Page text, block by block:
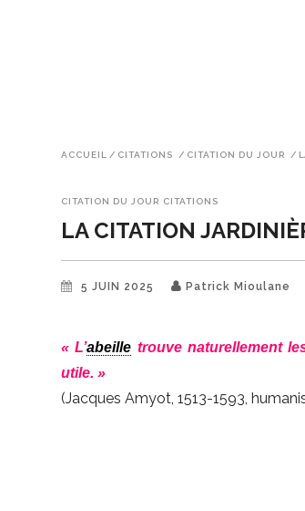
ACCUEIL / CITATIONS / CITATION DU JOUR /
CITATION DU JOUR CITATIONS
LA CITATION
5 JUIN 2025 Patrick Mioulane
« L’abeille trouve naturellement
utile. »
(Jacques Amyot, 1513-1593,